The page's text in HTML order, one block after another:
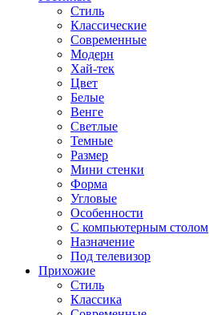
Стиль
Классические
Современные
Модерн
Хай-тек
Цвет
Белые
Венге
Светлые
Темные
Размер
Мини стенки
Форма
Угловые
Особенности
С компьютерным столом
Назначение
Под телевизор
Прихожие
Стиль
Классика